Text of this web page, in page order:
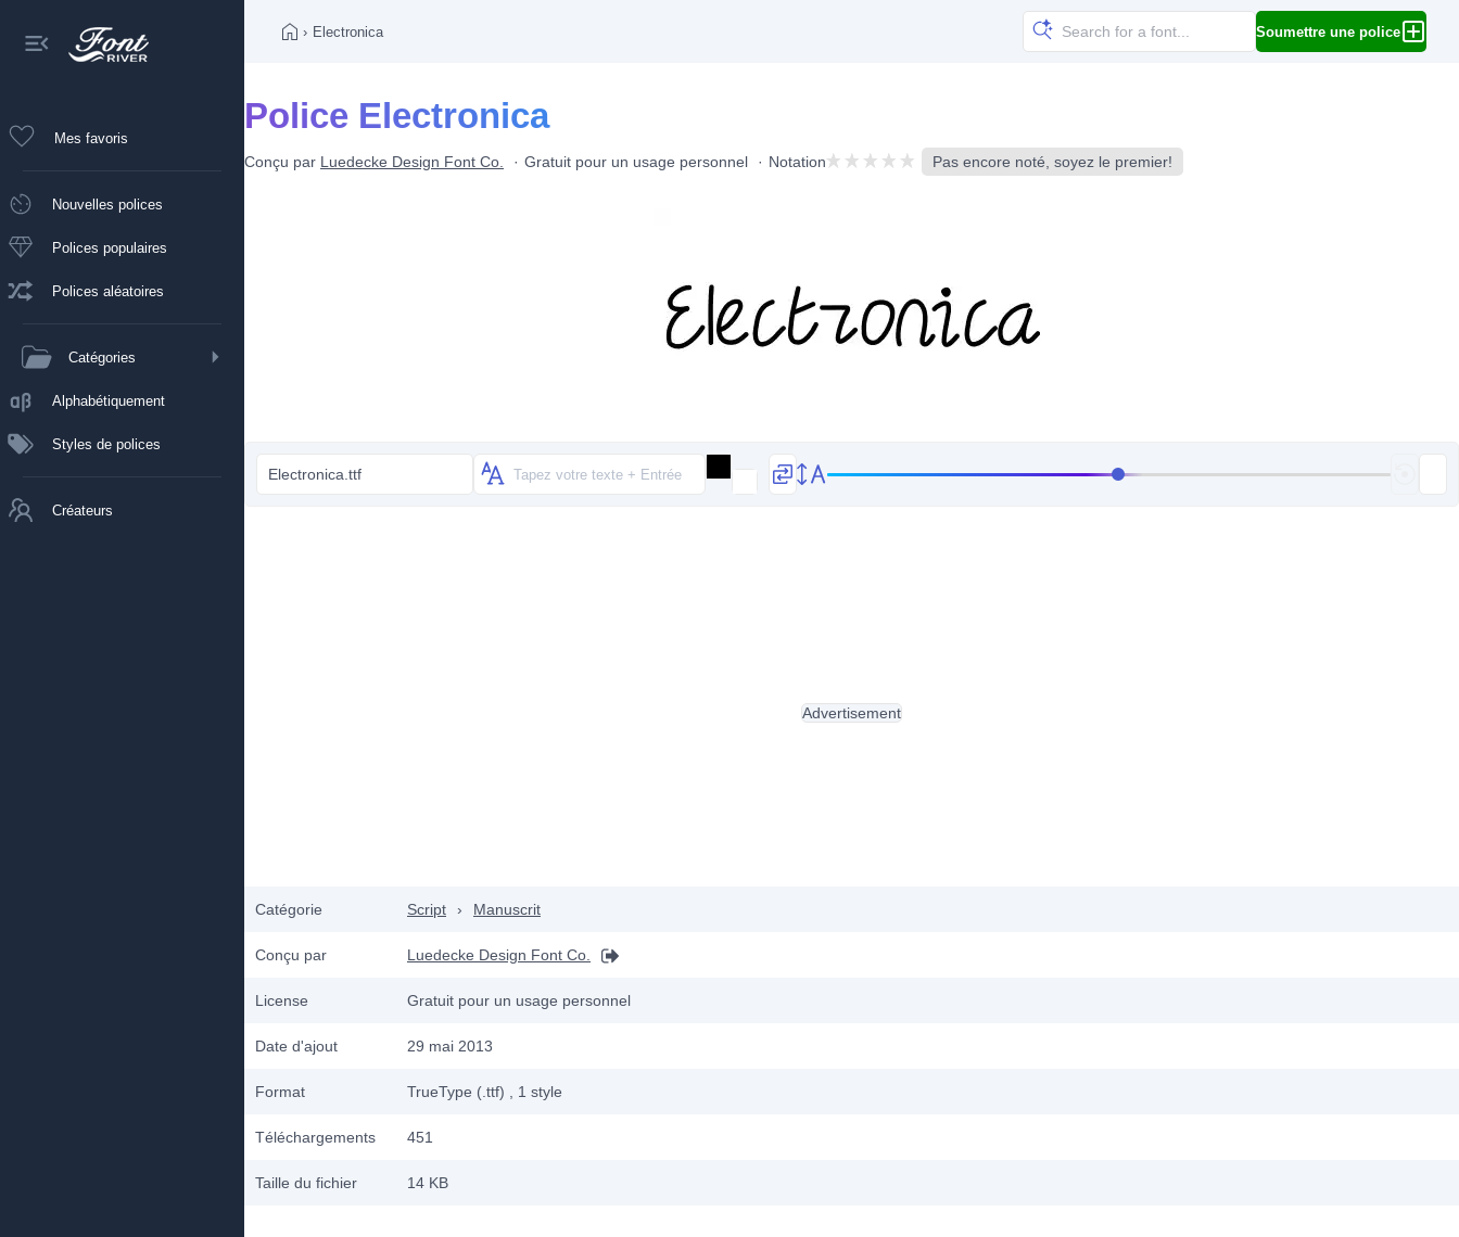
Mes favoris
Nouvelles polices
Polices populaires
Polices aléatoires
Catégories
Alphabétiquement
Styles de polices
Créateurs
› Electronica Soumettre une police
Police Electronica
Conçu par Luedecke Design Font Co. Gratuit pour un usage personnel Notation Pas encore noté, soyez le premier!
Electronica.ttf
Catégorie Script › Manuscrit
Conçu par Luedecke Design Font Co.
License Gratuit pour un usage personnel
Date d'ajout 29 mai 2013
Format TrueType (.ttf) , 1 style
Téléchargements 451
Taille du fichier 14 KB
Advertisement